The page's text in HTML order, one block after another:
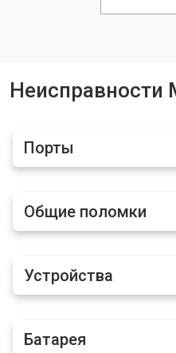
Неисправности
Порты
Общие поломки
Устройства
Батарея